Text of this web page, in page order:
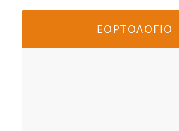
ΕΟΡΤΟΛΟΓΙΟ